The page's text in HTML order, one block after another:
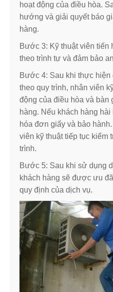
hoạt động của điều hòa.
hướng và giải quyết báo
hàng.
Bước 3: Kỹ thuật viên tiến
theo trình tự và đảm bảo
Bước 4: Sau khi thực
theo quy trình, nhân viên
động của điều hòa và bàn
hàng. Nếu khách hàng
hóa đơn giấy và bảo
viên kỹ thuật tiếp tục kiểm
trình.
Bước 5: Sau khi sử dụng
khách hàng sẽ được ưu
quy định của dịch vụ.